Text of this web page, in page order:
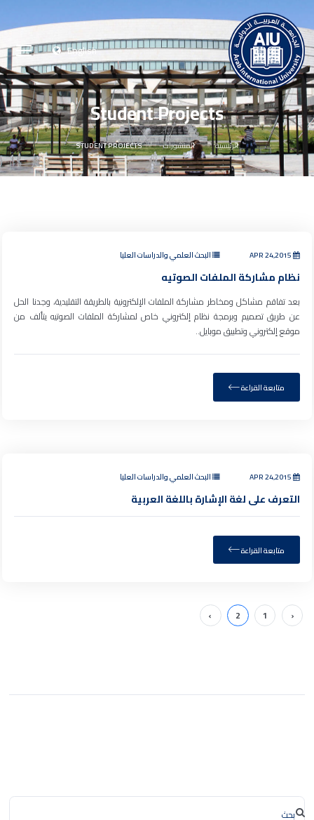
English
Student Projects
الرئيسية المنشورات STUDENT PROJECTS
البحث العلمي والدراسات العليا
نظام مشاركة الملفات الصوتيه
بعد تفاقم مشاكل ومخاطر مشاركة الملفات الإلكترونية بالطريقة التقليدية، وجدنا الحل
عن طريق تصميم وبرمجة نظام إلكتروني خاص لمشاركة الملفات الصوتيه يتألف من
موقع إلكتروني وتطبيق موبايل..
متابعة القراءة
البحث العلمي والدراسات العليا
التعرف على لغة الإشارة باللغة العربية
متابعة القراءة
‹
1
2
›